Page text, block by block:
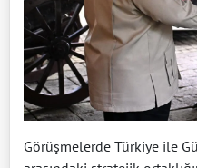
Görüşmelerde Türkiye ile